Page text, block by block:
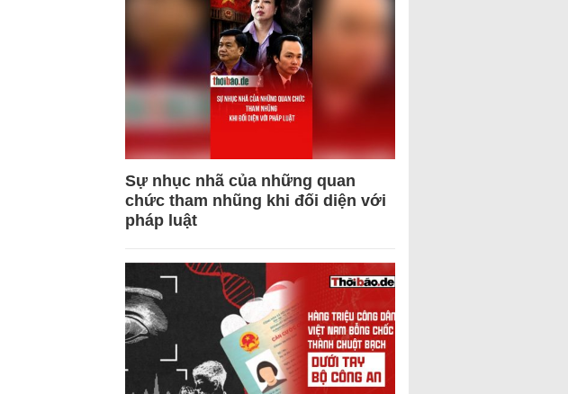
Sự nhục nhã của những quan
chức tham nhũng khi đối diện với
pháp luật